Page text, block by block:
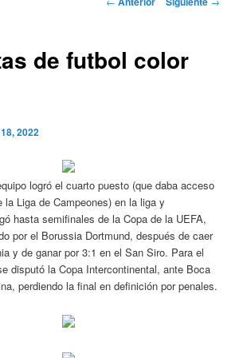
de futbol color
2022
logró el cuarto puesto (que daba acceso
la Liga de Campeones) en la liga y
hasta semifinales de la Copa de la UEFA,
por el Borussia Dortmund, después de caer
y de ganar por 3:1 en el San Siro. Para el
disputó la Copa Intercontinental, ante Boca
perdiendo la final en definición por penales.